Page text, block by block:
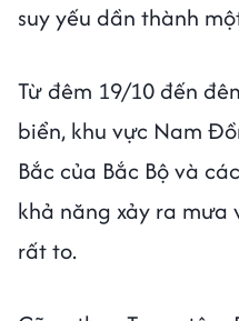
suy yếu dần thành
Từ đêm 19/10 đến
biển, khu vực Nam
Bắc của Bắc Bộ và
khả năng xảy ra mưa
rất to.